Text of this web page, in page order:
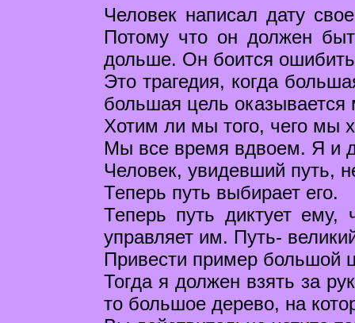
Человек написал дату
Потому что он должен
дольше. Он боится
Это трагедия, когда
большая цель
Хотим ли мы того, чего мы
Мы все время вдвоем. Я и
Человек, увидевший путь,
Теперь путь выбирает его.
Теперь путь диктует ему,
управляет им. Путь-
Привести пример большой
Тогда я должен взять за
то большое дерево, на